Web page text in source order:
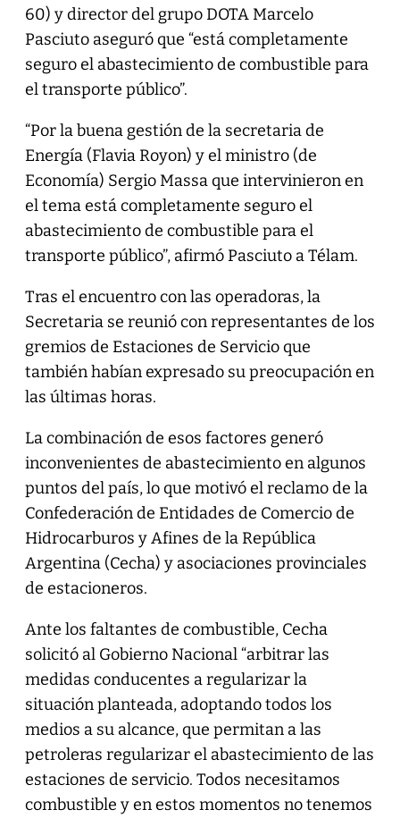
60) y director del grupo DOTA Marcelo
Pasciuto aseguró que “está completamente
seguro el abastecimiento de combustible para
el transporte público”.
“Por la buena gestión de la secretaria de
Energía (Flavia Royon) y el ministro (de
Economía) Sergio Massa que intervinieron en
el tema está completamente seguro el
abastecimiento de combustible para el
transporte público”, afirmó Pasciuto a Télam.
Tras el encuentro con las operadoras, la
Secretaria se reunió con representantes de los
gremios de Estaciones de Servicio que
también habían expresado su preocupación en
las últimas horas.
La combinación de esos factores generó
inconvenientes de abastecimiento en algunos
puntos del país, lo que motivó el reclamo de la
Confederación de Entidades de Comercio de
Hidrocarburos y Afines de la República
Argentina (Cecha) y asociaciones provinciales
de estacioneros.
Ante los faltantes de combustible, Cecha
solicitó al Gobierno Nacional “arbitrar las
medidas conducentes a regularizar la
situación planteada, adoptando todos los
medios a su alcance, que permitan a las
petroleras regularizar el abastecimiento de las
estaciones de servicio. Todos necesitamos
combustible y en estos momentos no tenemos